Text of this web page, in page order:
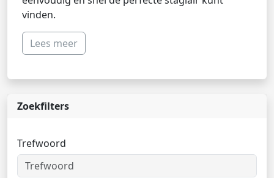
vinden.
Lees meer
Zoekfilters
Trefwoord